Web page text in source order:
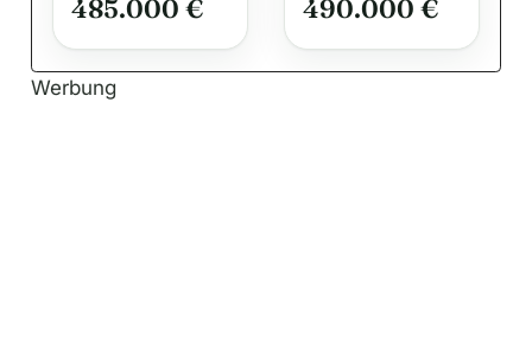
485.000 € 490.000 €
Werbung